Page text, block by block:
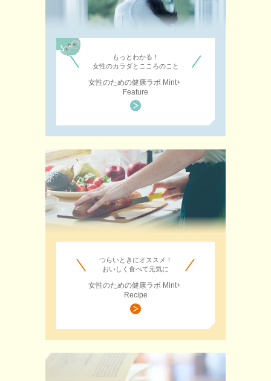
もっとわかる！
女性のカラダとこころのこと
女性のための健康ラボ Mint+
Feature
つらいときにオススメ！
おいしく食べて元気に
女性のための健康ラボ Mint+
Recipe